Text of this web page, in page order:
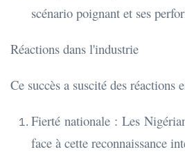
scénario poignant et ses
Réactions dans l'industrie
Ce succès a suscité des réactions
Fierté nationale : Les
face à cette reconnaissance